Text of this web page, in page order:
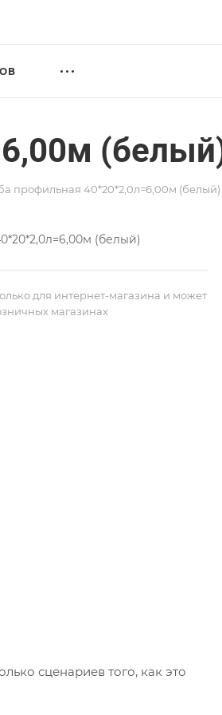
профильная 40*20*2,0л=6,00м (белый)
(белый)
для интернет-магазина и может
магазинах
сценариев того, как это